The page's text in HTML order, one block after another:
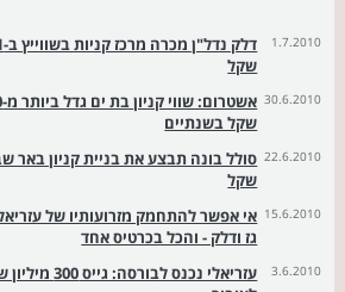
1.7.2010
שקל
30.6.2010
שקל בשנתיים
22.6.2010
שקל
15.6.2010 אי אפשר להתחמק מזרועותיו של
גז ודלק - והכל בכרטיס אחד
3.6.2010
עזריאלי נכנס